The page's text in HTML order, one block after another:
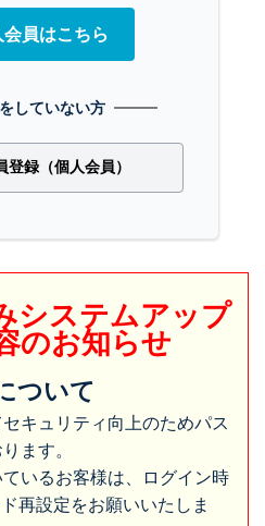
員はこちら
していない方
登録（個人会員）
システムアップ
のお知らせ
ついて
キュリティ向上のためパス
ます。
いるお客様は、ログイン時
再設定をお願いいたしま